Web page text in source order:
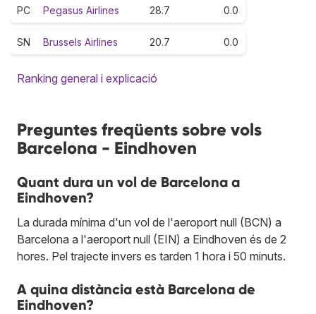
PC Pegasus Airlines 28.7 0.0
SN Brussels Airlines 20.7 0.0
Ranking general i explicació
Preguntes freqüents sobre vols
Barcelona - Eindhoven
Quant dura un vol de Barcelona a
Eindhoven?
La durada mínima d'un vol de l'aeroport null (BCN) a
Barcelona a l'aeroport null (EIN) a Eindhoven és de 2
hores. Pel trajecte invers es tarden 1 hora i 50 minuts.
A quina distància està Barcelona de
Eindhoven?